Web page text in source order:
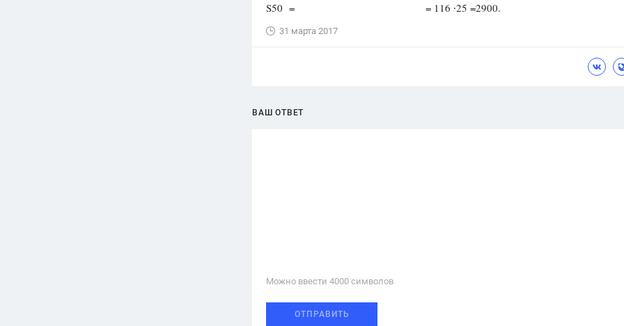
S50 = = 116 ∙25 =2900.
31 марта 2017
ВАШ ОТВЕТ
Можно ввести 4000 cимволов
ОТПРАВИТЬ